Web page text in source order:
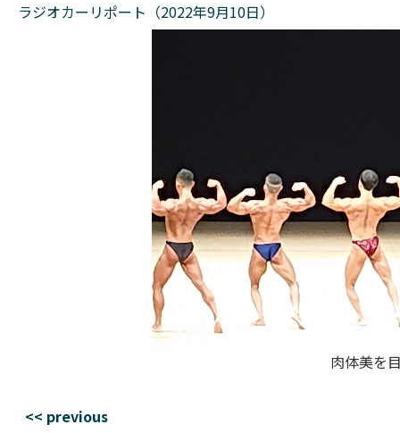
ラジオカーリポート（2022年9月10日）
肉体美を
<< previous